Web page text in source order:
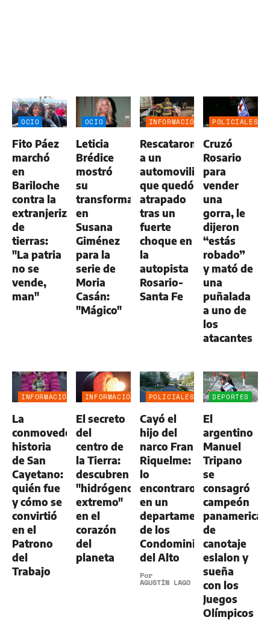
OCIO
Fito Páez
marchó
en
Bariloche
contra la
extranjerización
de
tierras:
"La patria
no se
vende,
man"
OCIO
Leticia
Brédice
mostró
su
transformación
en
Susana
Giménez
para la
serie de
Moria
Casán:
"Mágico"
INFORMACIÓN
Rescataron
a un
automovilista
que quedó
atrapado
tras un
fuerte
choque en
la
autopista
Rosario-
Santa Fe
POLICIALES
Cruzó
Rosario
para
vender
una
gorra, le
dijeron
“estás
robado”
y mató de
una
puñalada
a uno de
los
atacantes
INFORMACIÓN
La
conmovedora
historia
de San
Cayetano:
quién fue
y cómo se
convirtió
en el
Patrono
del
Trabajo
INFORMACIÓN
El secreto
del
centro de
la Tierra:
descubren
"hidrógeno
extremo"
en el
corazón
del
planeta
POLICIALES
Cayó el
hijo del
narco Fran
Riquelme:
lo
encontraron
en un
departamento
de los
Condominios
del Alto
Por
AGUSTÍN LAGO
DEPORTES
El
argentino
Manuel
Tripano
se
consagró
campeón
de
canotaje
eslalon y
sueña
con los
Juegos
Olímpicos